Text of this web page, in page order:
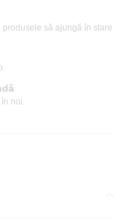
să ajungă în stare
noi.